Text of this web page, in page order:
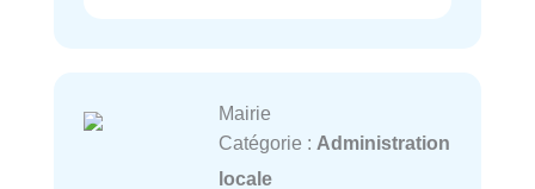
Mairie
Catégorie : Administration
locale